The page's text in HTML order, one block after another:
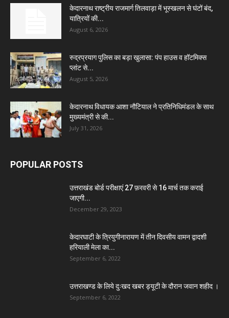
केदारनाथ राष्ट्रीय राजमार्ग तिलवाड़ा में भूस्खलन से घंटों बंद,
यात्रियों की...
August 6, 2026
रुद्रप्रयाग पुलिस का बड़ा खुलासा: पंप हाउस व हॉटमिक्स
प्लांट से...
August 5, 2026
केदारनाथ विधायक आशा नौटियाल ने प्रतिनिधिमंडल के साथ
मुख्यमंत्री से की...
July 31, 2026
POPULAR POSTS
उत्तराखंड बोर्ड परीक्षाएं 27 फ़रवरी से 16 मार्च तक कराई
जाएगी...
December 29, 2023
केदारघाटी के त्रियुगीनारायण में तीन दिवसीय वामन द्वादशी
हरियाली मेला का...
September 6, 2022
उत्तराखण्ड के लिये दुःखद खबर ड्यूटी के दौरान जवान शहीद ।
September 6, 2022